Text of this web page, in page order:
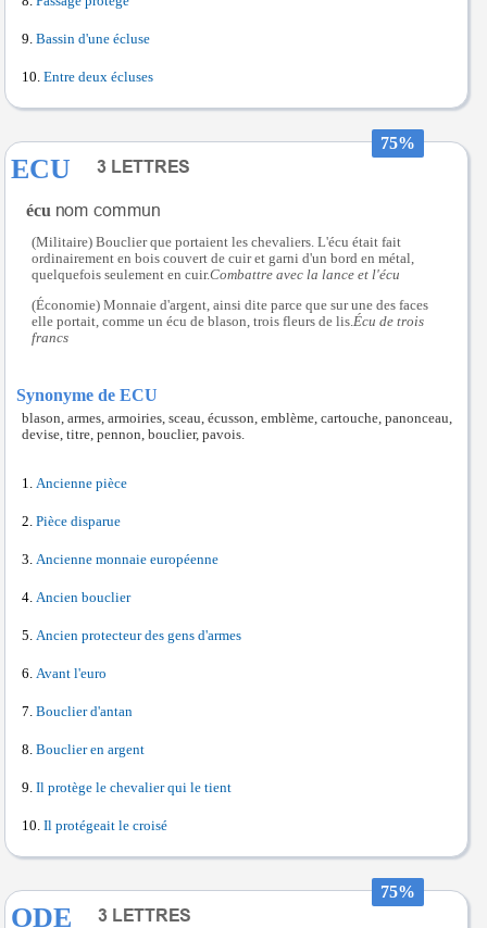
Bassin d'une écluse
Entre deux écluses
75%
ECU
écu
(Militaire) Bouclier que portaient les chevaliers. L'écu était fait
ordinairement en bois couvert de cuir et garni d'un bord en métal,
quelquefois seulement en cuir.Combattre avec la lance et l'écu
(Économie) Monnaie d'argent, ainsi dite parce que sur une des faces
elle portait, comme un écu de blason, trois fleurs de lis. Écu de trois
francs
Synonyme de ECU
blason, armes, armoiries, sceau, écusson, emblème, cartouche, panonceau,
devise, titre, pennon, bouclier, pavois.
Ancienne pièce
Pièce disparue
Ancienne monnaie européenne
Ancien bouclier
Ancien protecteur des gens d'armes
Avant l'euro
Bouclier d'antan
Bouclier en argent
Il protège le chevalier qui le tient
Il protégeait le croisé
75%
ODE